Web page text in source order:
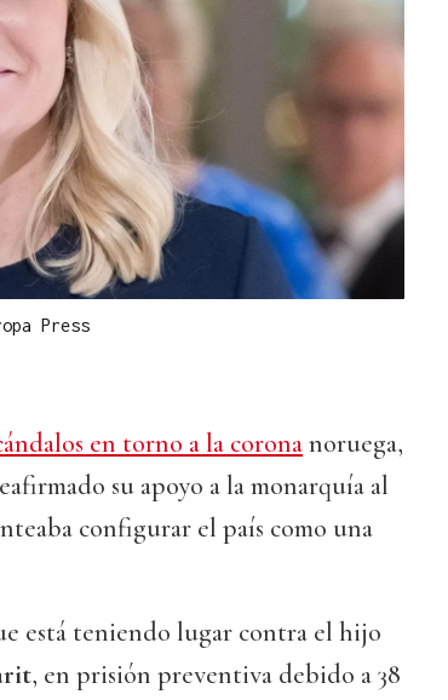
Press
en torno a la coronanoruega,
su apoyo a la monarquía al
configurar el país como una
está teniendo lugar contra el hijo
, en prisión preventiva debido a 38